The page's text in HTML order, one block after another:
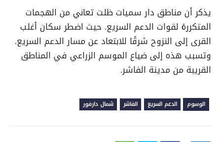
يذكر أن مناطق دار سميات ظلت تعاني من الهجمات
المتكررة لقوات الدعم السريع. حيث اضطر سكان أغلب
القرى إلى النزوح شرقًا للابتعاد عن مسار الدعم السريع.
وتسبب هذه إلى ضياع الموسم الزراعي في المناطق
القريبة من مدينة الفاشر.
الوسوم الدعم السريع الفاشر شمال دارفور